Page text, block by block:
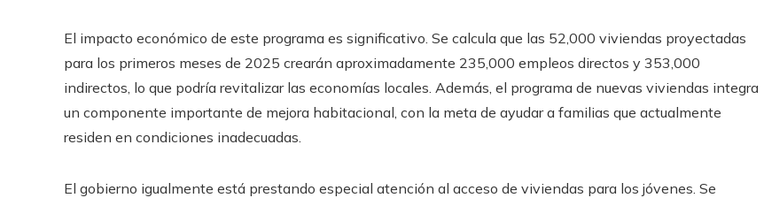
El impacto económico de este programa es significativo. Se calcula que las 52,000 viviendas proyectadas
para los primeros meses de 2025 crearán aproximadamente 235,000 empleos directos y 353,000
indirectos, lo que podría revitalizar las economías locales. Además, el programa de nuevas viviendas integra
un componente importante de mejora habitacional, con la meta de ayudar a familias que actualmente
residen en condiciones inadecuadas.
El gobierno igualmente está prestando especial atención al acceso de viviendas para los jóvenes. Se